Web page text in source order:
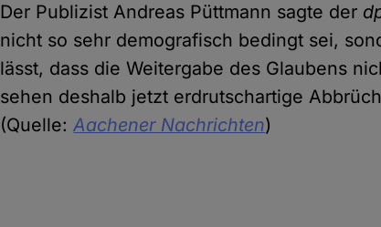
Der Publizist Andreas Püttmann sagte der
nicht so sehr demografisch bedingt sei,
lässt, dass die Weitergabe des Glaubens
sehen deshalb jetzt erdrutschartige
(Quelle:Aachener Nachrichten)